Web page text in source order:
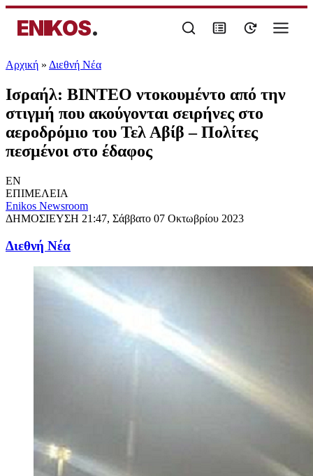
ENIKOS.
Αρχική » Διεθνή Νέα
Ισραήλ: ΒΙΝΤΕΟ ντοκουμέντο από την
στιγμή που ακούγονται σειρήνες στο
αεροδρόμιο του Τελ Αβίβ – Πολίτες
πεσμένοι στο έδαφος
EN
ΕΠΙΜΕΛΕΙΑ
Enikos Newsroom
ΔΗΜΟΣΙΕΥΣΗ 21:47, Σάββατο 07 Οκτωβρίου 2023
Διεθνή Νέα